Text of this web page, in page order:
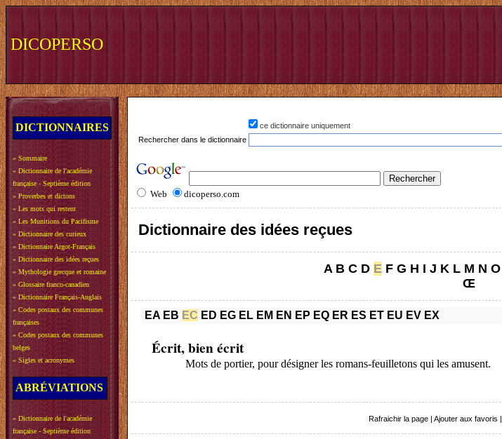
DICOPERSO
DICTIONNAIRES
» Sommaire
» Dictionnaire de l'académie
française - Septième édition
» Proverbes et dictons
» Les mots qui restent
» Les Munitions du Pacifisme
» Dictionnaire des curieux
» Dictionnaire Argot-Français
» Dictionnaire des idées reçues
» Mythologie grecque et romaine
» Glossaire franco-canadien
» Dictionnaire Français-Anglais
» Codes postaux des communes
françaises
» Codes postaux des communes
belges
» Sigles et acronymes
ABRÉVIATIONS
» Dictionnaire de l'académie
française - Septième édition
ce dictionnaire uniquement
Rechercher dans le dictionnaire
Web dicoperso.com
Dictionnaire des idées reçues
A B C D E F G H I J K L M N O
Œ
EA EB EC ED EG EL EM EN EP EQ ER ES ET EU EV EX
Écrit, bien écrit
Mots de portier, pour désigner les romans-feuilletons qui les amusent.
Rafraichir la page | Ajouter aux favoris |